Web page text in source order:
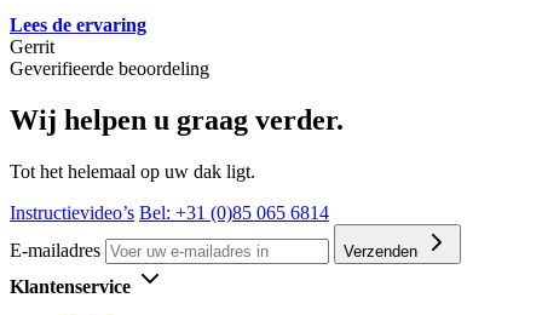
Lees de ervaring
Gerrit
Geverifieerde beoordeling
Wij helpen u graag verder.
Tot het helemaal op uw dak ligt.
Instructievideo’s Bel: +31 (0)85 065 6814
E-mailadres
Verzenden
Klantenservice